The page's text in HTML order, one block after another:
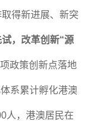
得新进展、新突
，改革创新“源
政策创新点落地
系累计孵化港澳
人，港澳居民在